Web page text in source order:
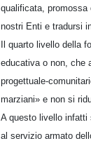
qualificata, promossa
nostri Enti e tradursi
Il quarto livello della
educativa o non, che
progettuale-
marziani» e non si
A questo livello infatti
al servizio armato